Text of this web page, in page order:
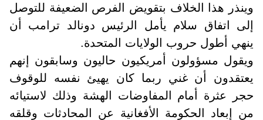
وينذر هذا الخلاف بتقويض الفرص الضعيفة للتوصل
إلى اتفاق سلام يأمل الرئيس دونالد ترامب أن
ينهي أطول حروب الولايات المتحدة.
ويقول مسؤولون أمريكيون حاليون وسابقون إنهم
يعتقدون أن غني ربما كان يهيئ نفسه للوقوف
حجر عثرة أمام المفاوضات الهشة وذلك لاستيائه
من إبعاد الحكومة الأفغانية عن المحادثات وقلقه